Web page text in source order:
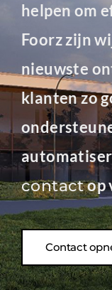
helpen om
Foorz zijn
nieuwste
klanten zo
contactop
Contact